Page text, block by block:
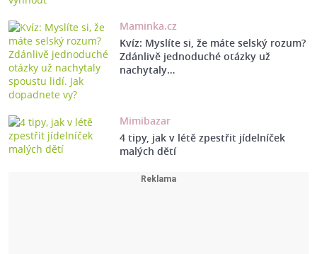
Maminka.cz
Kvíz: Myslíte si, že máte selský rozum?
Zdánlivě jednoduché otázky už
nachytaly…
Mimibazar
4 tipy, jak v létě zpestřit jídelníček
malých dětí